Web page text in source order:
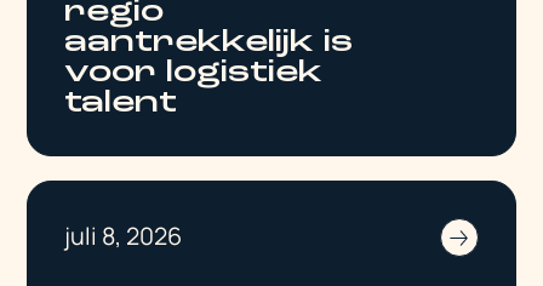
regio
aantrekkelijk is
voor logistiek
talent
juli 8, 2026